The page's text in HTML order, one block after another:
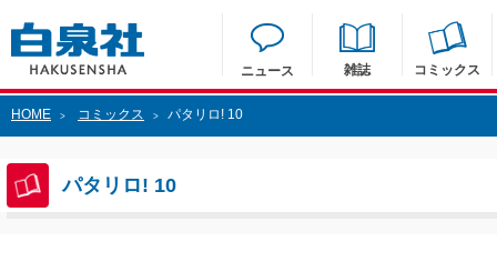
ニュース 雑誌 コミックス
HOME > コミックス > パタリロ! 10
パタリロ! 10